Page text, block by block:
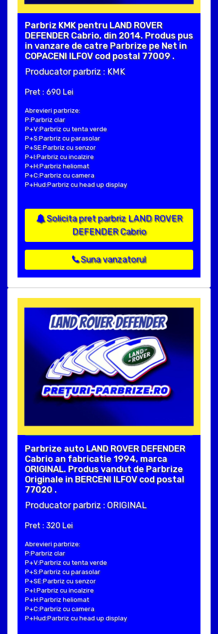
Parbriz KMK pentru LAND ROVER
DEFENDER Cabrio, din 2014. Produs pus
in vanzare de catre Parbrize pe Net in
COPACENI ILFOV cod postal 77009 .
Producator parbriz : KMK
Pret : 690 Lei
Abrevieri parbrize:
P:Parbriz clar
P+V:Parbriz cu tenta verde
P+S:Parbriz cu parasolar
P+SE:Parbriz cu senzor
P+I:Parbriz cu incalzire
P+H:Parbriz heliomat
P+C:Parbriz cu camera
P+Hud:Parbriz cu head up display
Solicita pret parbriz LAND ROVER
DEFENDER Cabrio
Suna vanzatorul
Parbrize auto LAND ROVER DEFENDER
Cabrio an fabricatie 1994, marca
ORIGINAL. Produs vandut de Parbrize
Originale in BERCENI ILFOV cod postal
77020 .
Producator parbriz : ORIGINAL
Pret : 320 Lei
Abrevieri parbrize:
P:Parbriz clar
P+V:Parbriz cu tenta verde
P+S:Parbriz cu parasolar
P+SE:Parbriz cu senzor
P+I:Parbriz cu incalzire
P+H:Parbriz heliomat
P+C:Parbriz cu camera
P+Hud:Parbriz cu head up display